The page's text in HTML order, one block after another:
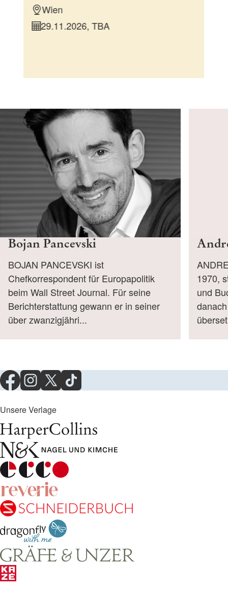
Wien
29.11.2026, TBA
Bojan Pancevski
BOJAN PANCEVSKI ist
Chefkorrespondent für Europapolitik
beim Wall Street Journal. Für seine
Berichterstattung gewann er in seiner
über zwanzigjähri...
1970,
und
Unsere Verlage